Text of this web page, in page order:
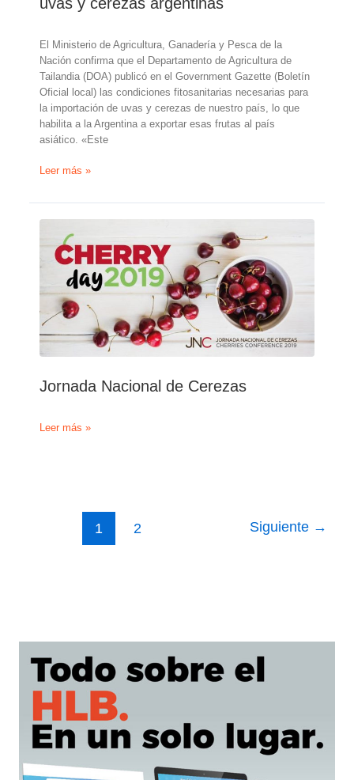
El Ministerio de Agricultura, Ganadería y Pesca de la
Nación confirma que el Departamento de Agricultura de
Tailandia (DOA) publicó en el Government Gazette (Boletín
Oficial local) las condiciones fitosanitarias necesarias para
la importación de uvas y cerezas de nuestro país, lo que
habilita a la Argentina a exportar esas frutas al país
asiático. «Este
Se
el
mercado
tailandés
para
las
y
cerezas
argentinas
Leer más »
Jornada Nacional de Cerezas
Jornada
Leer más »
1 2 Siguiente →